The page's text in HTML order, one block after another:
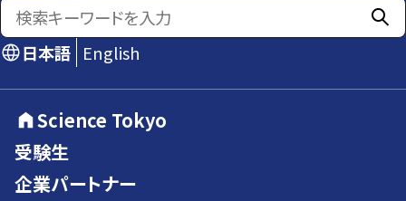
日本語 English
Science Tokyo
受験生
企業パートナー